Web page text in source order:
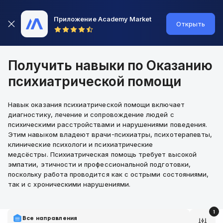
Приложение Academy Market
Открыть
Получить навыки по Оказанию
психиатрической помощи
Навык оказания психиатрической помощи включает
диагностику, лечение и сопровождение людей с
психическими расстройствами и нарушениями поведения.
Этим навыком владеют врачи-психиатры, психотерапевты,
клинические психологи и психиатрические
медсёстры. Психиатрическая помощь требует высокой
эмпатии, этичности и профессиональной подготовки,
поскольку работа проводится как с острыми состояниями,
так и с хроническими нарушениями.
Все направления
1